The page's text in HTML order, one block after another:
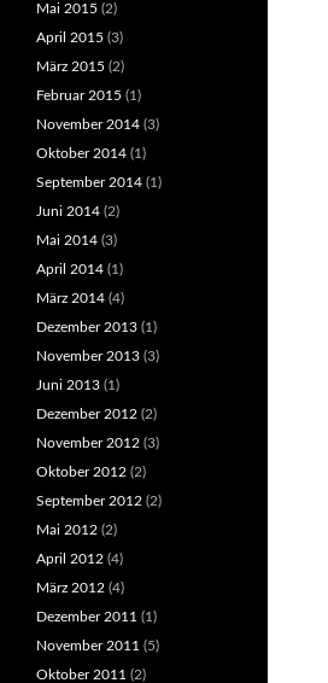
Mai 2015 (2)
April 2015 (3)
März 2015 (2)
Februar 2015 (1)
November 2014 (3)
Oktober 2014 (1)
September 2014 (1)
Juni 2014 (2)
Mai 2014 (3)
April 2014 (1)
März 2014 (4)
Dezember 2013 (1)
November 2013 (3)
Juni 2013 (1)
Dezember 2012 (2)
November 2012 (3)
Oktober 2012 (2)
September 2012 (2)
Mai 2012 (2)
April 2012 (4)
März 2012 (4)
Dezember 2011 (1)
November 2011 (5)
Oktober 2011 (2)